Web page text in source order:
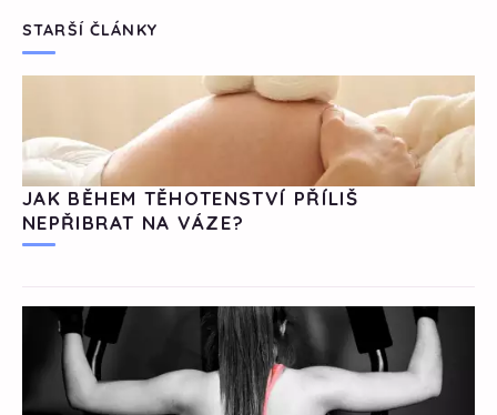
STARŠÍ ČLÁNKY
JAK BĚHEM TĚHOTENSTVÍ PŘÍLIŠ
NEPŘIBRAT NA VÁZE?